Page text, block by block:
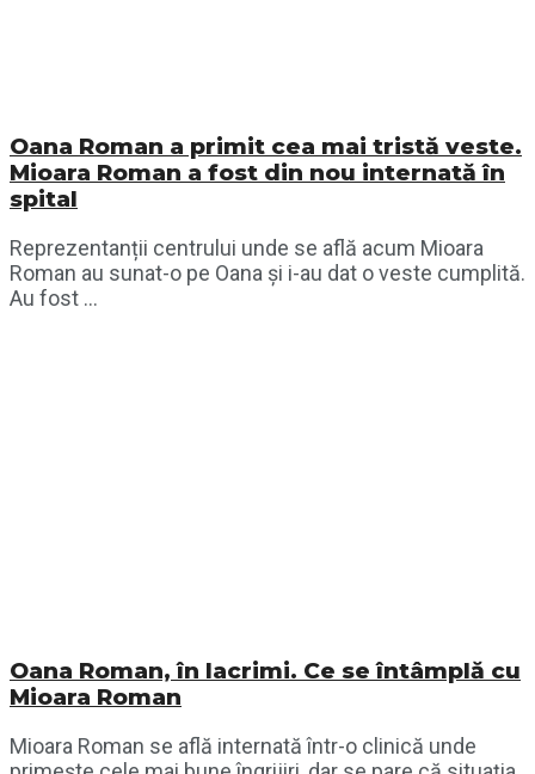
Oana Roman a primit cea mai tristă veste.
Mioara Roman a fost din nou internată în
spital
Reprezentanții centrului unde se află acum Mioara
Roman au sunat-o pe Oana și i-au dat o veste cumplită.
Au fost ...
Oana Roman, în lacrimi. Ce se întâmplă cu
Mioara Roman
Mioara Roman se află internată într-o clinică unde